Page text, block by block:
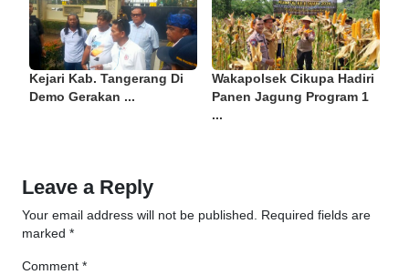
Kejari Kab. Tangerang Di
Demo Gerakan ...
Wakapolsek Cikupa Hadiri
Panen Jagung Program 1
...
Leave a Reply
Your email address will not be published. Required fields are
marked *
Comment *